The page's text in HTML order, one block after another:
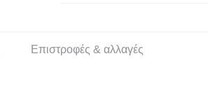
Επιστροφές & αλλαγές